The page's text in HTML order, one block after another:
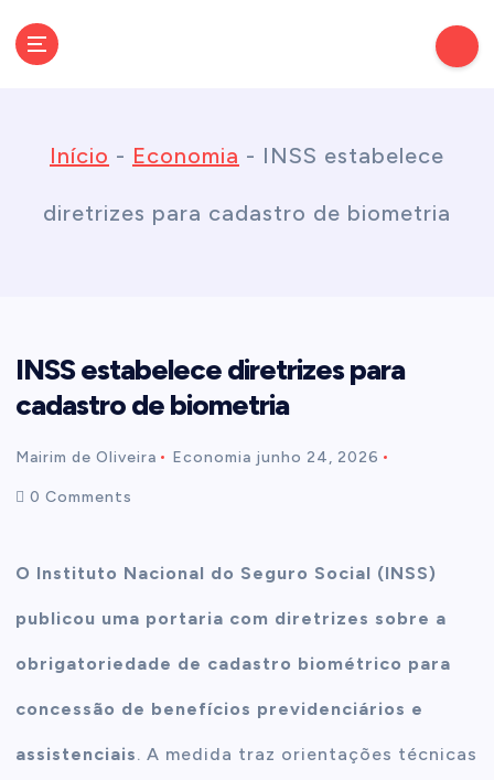
Início - Economia - INSS estabelece
diretrizes para cadastro de biometria
INSS estabelece diretrizes para
cadastro de biometria
Mairim de Oliveira Economia junho 24, 2026
0 Comments
O Instituto Nacional do Seguro Social (INSS)
publicou uma portaria com diretrizes sobre a
obrigatoriedade de cadastro biométrico para
concessão de benefícios previdenciários e
assistenciais. A medida traz orientações técnicas